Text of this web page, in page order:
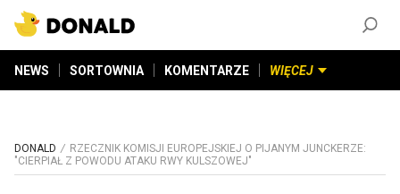
NEWS SORTOWNIA KOMENTARZE WIĘCEJ
DONALD
RZECZNIK KOMISJI EUROPEJSKIEJ O PIJANYM JUNCKERZE:
"CIERPIAŁ Z POWODU ATAKU RWY KULSZOWEJ"